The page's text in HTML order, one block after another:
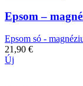
Epsom –
Epsom só -
21,90 €
Új